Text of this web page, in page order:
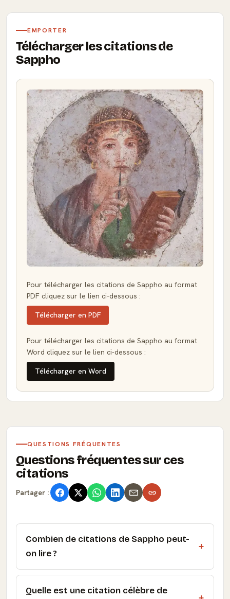
EMPORTER
Télécharger les citations de
Sappho
Pour télécharger les citations de Sappho au format
PDF cliquez sur le lien ci-dessous :
Télécharger en PDF
Pour télécharger les citations de Sappho au format
Word cliquez sur le lien ci-dessous :
Télécharger en Word
QUESTIONS FRÉQUENTES
Questions fréquentes sur ces
citations
Partager :
Combien de citations de Sappho peut-
on lire ?
Quelle est une citation célèbre de